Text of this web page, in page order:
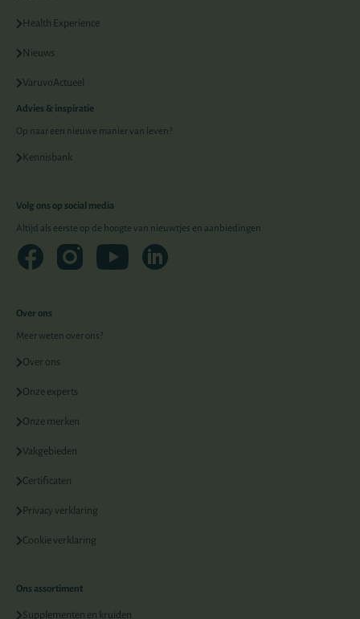
Health Experience
Nieuws
VaruvoActueel
Advies & inspiratie
Op naar een nieuwe manier van leven?
Kennisbank
Volg ons op social media
Altijd als eerste op de hoogte van nieuwtjes en aanbiedingen
Over ons
Meer weten over ons?
Over ons
Onze experts
Onze merken
Vakgebieden
Certificaten
Privacy verklaring
Cookie verklaring
Ons assortiment
Supplementen en kruiden